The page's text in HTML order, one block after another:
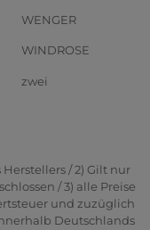
WENGER
WINDROSE
zwei
/ 2) Gilt nur
/ 3) alle Preise
und zuzüglich
Deutschlands